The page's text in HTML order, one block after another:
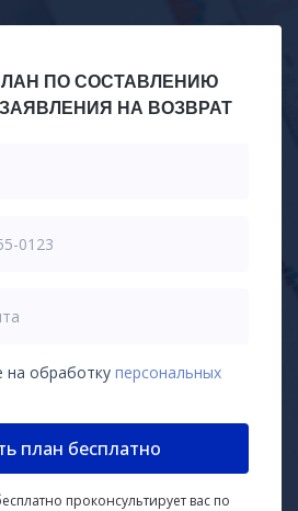
ПО СОСТАВЛЕНИЮ
НА ВОЗВРАТ
на обработку персональных
план бесплатно
проконсультирует вас по